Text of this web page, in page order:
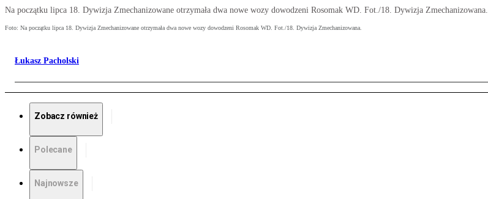
Na początku lipca 18. Dywizja Zmechanizowane otrzymała dwa nowe wozy dowodzeni Rosomak WD. Fot./18. Dywizja Zmechanizowana.
Foto: Na początku lipca 18. Dywizja Zmechanizowane otrzymała dwa nowe wozy dowodzeni Rosomak WD. Fot./18. Dywizja Zmechanizowana.
Łukasz Pacholski
Zobacz również
Polecane
Najnowsze